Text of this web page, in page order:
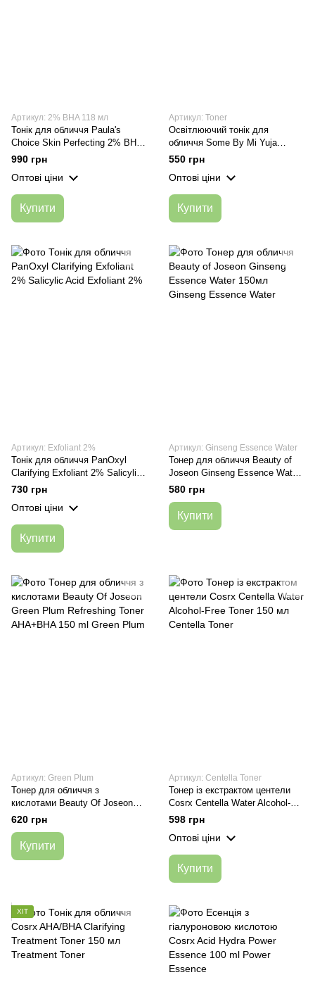
Артикул: 2% BHA 118 мл
Тонік для обличчя Paula's
Choice Skin Perfecting 2% BHA
Liquid Exfoliant 118 мл
990 грн
Оптові ціни
Купити
Артикул: Toner
Освітлюючий тонік для
обличчя Some By Mi Yuja
Niacin Toner 150 ml
550 грн
Оптові ціни
Купити
Артикул: Exfoliant 2%
Тонік для обличчя PanOxyl
Clarifying Exfoliant 2% Salicylic
Acid
730 грн
Оптові ціни
Купити
Артикул: Ginseng Essence Water
Тонер для обличчя Beauty of
Joseon Ginseng Essence Water
150мл
580 грн
Купити
Артикул: Green Plum
Тонер для обличчя з
кислотами Beauty Of Joseon
Green Plum Refreshing Toner
AHA+BHA 150 ml
620 грн
Купити
Артикул: Centella Toner
Тонер із екстрактом центели
Cosrx Centella Water Alcohol-
Free Toner 150 мл
598 грн
Оптові ціни
Купити
ХІТ